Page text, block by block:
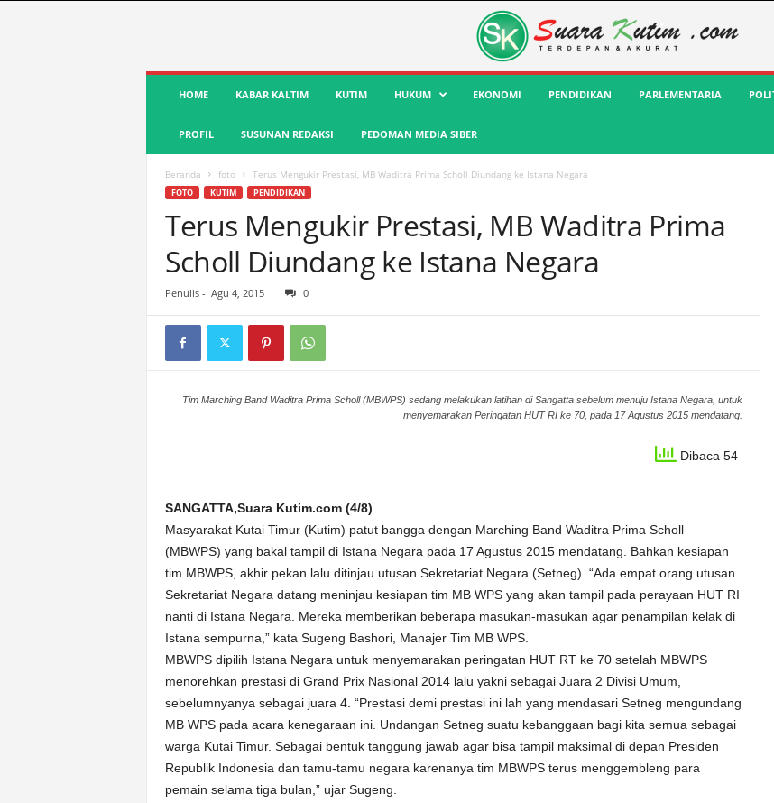
a
HOME KABAR KALTIM KUTIM HUKUM EKONOMI PENDIDIKAN PARLEMENTARIA
PROFIL SUSUNAN REDAKSI PEDOMAN MEDIA SIBER
Beranda foto Terus Mengukir Prestasi, MB Waditra Prima Scholl Diundang ke Istana Negara
FOTO KUTIM PENDIDIKAN
Terus Mengukir Prestasi, MB Waditra Prima
Scholl Diundang ke Istana Negara
Penulis - Agu 4, 2015 0
Tim Marching Band Waditra Prima Scholl (MBWPS) sedang melakukan latihan di Sangatta sebelum menuju Istana Negara, untuk
menyemarakan Peringatan HUT RI ke 70, pada 17 Agustus 2015 mendatang.
Dibaca 54
SANGATTA,Suara Kutim.com (4/8)
Masyarakat Kutai Timur (Kutim) patut bangga dengan Marching Band Waditra Prima Scholl
(MBWPS) yang bakal tampil di Istana Negara pada 17 Agustus 2015 mendatang. Bahkan kesiapan
tim MBWPS, akhir pekan lalu ditinjau utusan Sekretariat Negara (Setneg). “Ada empat orang utusan
Sekretariat Negara datang meninjau kesiapan tim MB WPS yang akan tampil pada perayaan HUT RI
nanti di Istana Negara. Mereka memberikan beberapa masukan-masukan agar penampilan kelak di
Istana sempurna,” kata Sugeng Bashori, Manajer Tim MB WPS.
MBWPS dipilih Istana Negara untuk menyemarakan peringatan HUT RT ke 70 setelah MBWPS
menorehkan prestasi di Grand Prix Nasional 2014 lalu yakni sebagai Juara 2 Divisi Umum,
sebelumnyanya sebagai juara 4. “Prestasi demi prestasi ini lah yang mendasari Setneg mengundang
MB WPS pada acara kenegaraan ini. Undangan Setneg suatu kebanggaan bagi kita semua sebagai
warga Kutai Timur. Sebagai bentuk tanggung jawab agar bisa tampil maksimal di depan Presiden
Republik Indonesia dan tamu-tamu negara karenanya tim MBWPS terus menggembleng para
pemain selama tiga bulan,” ujar Sugeng.